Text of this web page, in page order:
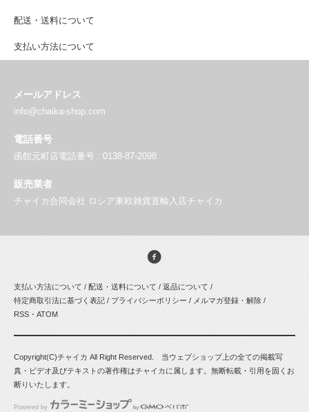
配送・送料について
支払い方法について
メールアドレス
info@chaika-shop.com
電話番号
函館元町店電話番号 : 0138-87-2098
販売業者
チャイカ合同会社 ロシア東欧雑貨直輸入店チャイカ
支払い方法について/ 配送・送料について/ 返品について/
特定商取引法に基づく表記/ プライバシーポリシー/ メルマガ登録・解除/
RSS・ATOM
Copyright(C)チャイカ All Right Reserved. 当ウェブショップ上の全ての掲載写
真・ビデオ及びテキストの著作権はチャイカに属します。無断転載・引用を固くお
断りいたします。
Powered by